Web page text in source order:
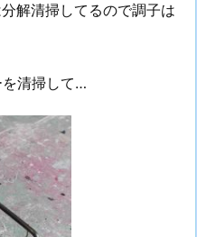
解清掃してるので調子は
清掃して…